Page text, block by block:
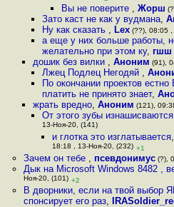
Вы не поверите , Жорш
Зато каст не как у вудмана,
Ну как сказать , Lex (??), 08:05
а еще у них больше работы,
желательно при этом ку, гшш
дошик без вилки , Аноним (91),
Лжец Подлец Негодяй ,
По окончании проектов
платить не принято знает,
жрать вредно, Аноним (121),
От этого зубы изнашисваются
13-Ноя-20, (141)
и глотка это изглатывается,
18:18 , 13-Ноя-20, (232) +1
Зачем он тебе , псевдонимус(?),
Дык на Microsoft Windows 8482 ,
Ноя-20, (101) +2
В дворники, если на твой выбор
спонсирует его раз,